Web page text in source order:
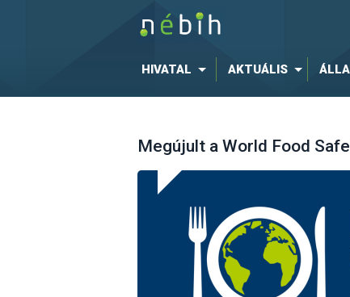
HIVATAL AKTUÁLIS
Megújult a World Food